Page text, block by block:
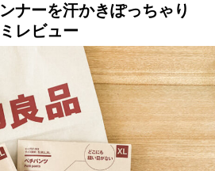
ナーを汗かきぽっちゃり
レビュー